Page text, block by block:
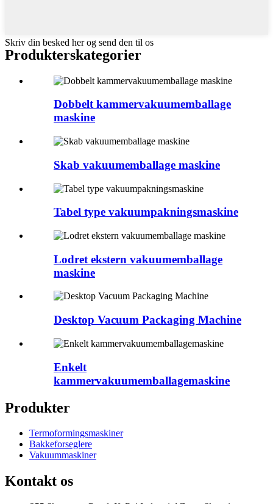
Skriv din besked her og send den til os
Produkterskategorier
Dobbelt kammervakuumemballage
maskine
Skab vakuumemballage maskine
Tabel type vakuumpakningsmaskine
Lodret ekstern vakuumemballage
maskine
Desktop Vacuum Packaging Machine
Enkelt
kammervakuumemballagemaskine
Produkter
Termoformingsmaskiner
Bakkeforseglere
Vakuummaskiner
Kontakt os